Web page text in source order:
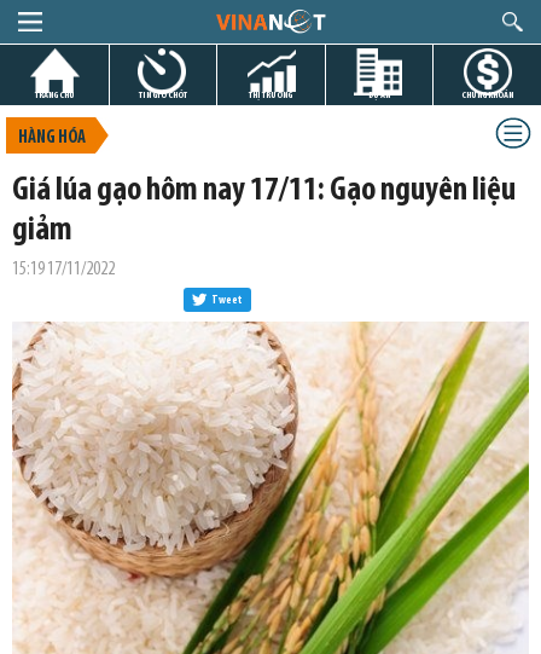
TRANG CHỦ TIN GIỜ CHÓT THỊ TRƯỜNG DỰ ÁN CHỨNG KHOÁN
HÀNG HÓA
Giá lúa gạo hôm nay 17/11: Gạo nguyên liệu
giảm
15:19 17/11/2022
Tweet